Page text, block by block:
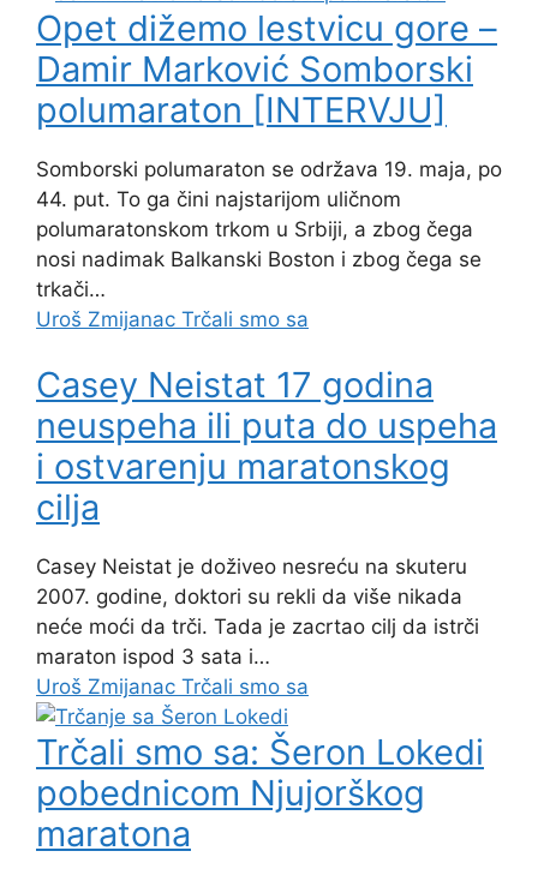
Opet dižemo lestvicu gore –
Damir Marković Somborski
polumaraton [INTERVJU]
Somborski polumaraton se održava 19. maja, po
44. put. To ga čini najstarijom uličnom
polumaratonskom trkom u Srbiji, a zbog čega
nosi nadimak Balkanski Boston i zbog čega se
trkači…
Uroš Zmijanac Trčali smo sa
Casey Neistat 17 godina
neuspeha ili puta do uspeha
i ostvarenju maratonskog
cilja
Casey Neistat je doživeo nesreću na skuteru
2007. godine, doktori su rekli da više nikada
neće moći da trči. Tada je zacrtao cilj da istrči
maraton ispod 3 sata i…
Uroš Zmijanac Trčali smo sa
Trčali smo sa: Šeron Lokedi
pobednicom Njujorškog
maratona